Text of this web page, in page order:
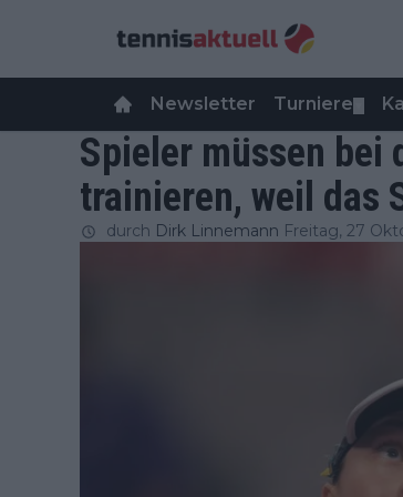
Newsletter Turniere
Spieler müssen bei
trainieren, weil das
durch Dirk Linnemann Freitag, 27